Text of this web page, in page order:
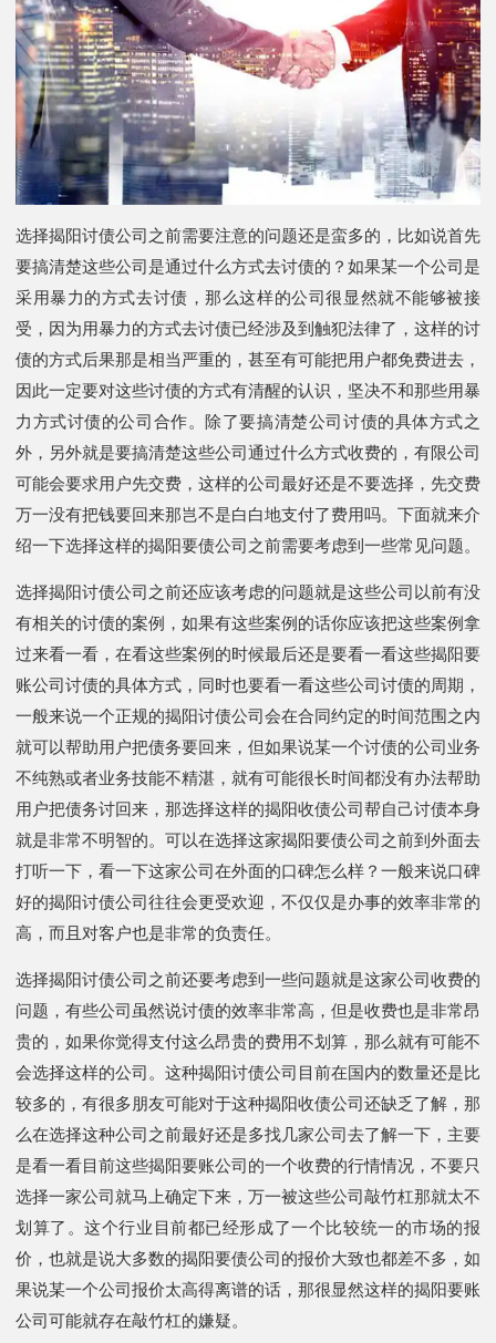
选择揭阳讨债公司之前需要注意的问题还是蛮多的，比如说首先
要搞清楚这些公司是通过什么方式去讨债的？如果某一个公司是
采用暴力的方式去讨债，那么这样的公司很显然就不能够被接
受，因为用暴力的方式去讨债已经涉及到触犯法律了，这样的讨
债的方式后果那是相当严重的，甚至有可能把用户都免费进去，
因此一定要对这些讨债的方式有清醒的认识，坚决不和那些用暴
力方式讨债的公司合作。除了要搞清楚公司讨债的具体方式之
外，另外就是要搞清楚这些公司通过什么方式收费的，有限公司
可能会要求用户先交费，这样的公司最好还是不要选择，先交费
万一没有把钱要回来那岂不是白白地支付了费用吗。下面就来介
绍一下选择这样的揭阳要债公司之前需要考虑到一些常见问题。
选择揭阳讨债公司之前还应该考虑的问题就是这些公司以前有没
有相关的讨债的案例，如果有这些案例的话你应该把这些案例拿
过来看一看，在看这些案例的时候最后还是要看一看这些揭阳要
账公司讨债的具体方式，同时也要看一看这些公司讨债的周期，
一般来说一个正规的揭阳讨债公司会在合同约定的时间范围之内
就可以帮助用户把债务要回来，但如果说某一个讨债的公司业务
不纯熟或者业务技能不精湛，就有可能很长时间都没有办法帮助
用户把债务讨回来，那选择这样的揭阳收债公司帮自己讨债本身
就是非常不明智的。可以在选择这家揭阳要债公司之前到外面去
打听一下，看一下这家公司在外面的口碑怎么样？一般来说口碑
好的揭阳讨债公司往往会更受欢迎，不仅仅是办事的效率非常的
高，而且对客户也是非常的负责任。
选择揭阳讨债公司之前还要考虑到一些问题就是这家公司收费的
问题，有些公司虽然说讨债的效率非常高，但是收费也是非常昂
贵的，如果你觉得支付这么昂贵的费用不划算，那么就有可能不
会选择这样的公司。这种揭阳讨债公司目前在国内的数量还是比
较多的，有很多朋友可能对于这种揭阳收债公司还缺乏了解，那
么在选择这种公司之前最好还是多找几家公司去了解一下，主要
是看一看目前这些揭阳要账公司的一个收费的行情情况，不要只
选择一家公司就马上确定下来，万一被这些公司敲竹杠那就太不
划算了。这个行业目前都已经形成了一个比较统一的市场的报
价，也就是说大多数的揭阳要债公司的报价大致也都差不多，如
果说某一个公司报价太高得离谱的话，那很显然这样的揭阳要账
公司可能就存在敲竹杠的嫌疑。